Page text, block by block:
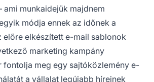
ami munkaidejük majdnem
módja ennek az időnek a
előre elkészített e-mail sablonok
marketing kampány
fontolja meg egy sajtóközlemény e-
a vállalat legújabb híreinek